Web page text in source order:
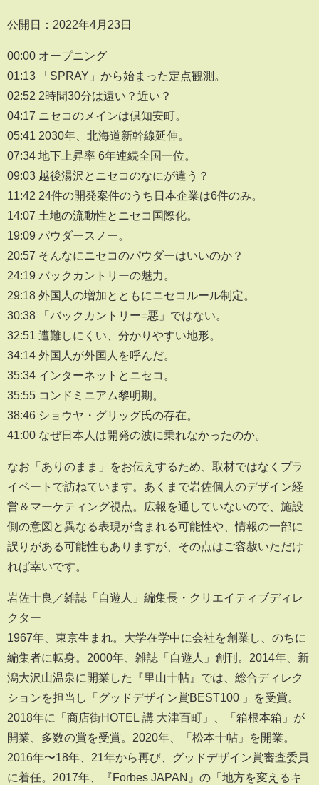
公開日：2022年4月23日
00:00 オープニング
01:13 「SPRAY」から始まった定点観測。
02:52 2時間30分は遠い？近い？
04:17 ニセコのメインは倶知安町。
05:41 2030年、北海道新幹線延伸。
07:34 地下上昇率 6年連続全国一位。
09:03 越後湯沢とニセコのなにが違う？
11:42 24件の開発案件のうち日本企業は6件のみ。
14:07 土地の流動性とニセコ国際化。
19:09 パウダースノー。
20:57 そんなにニセコのパウダーはいいのか？
24:19 バックカントリーの魅力。
29:18 外国人の増加とともにニセコルール制定。
30:38 「バックカントリー=悪」ではない。
32:51 遭難しにくい、分かりやすい地形。
34:14 外国人が外国人を呼んだ。
35:34 インターネットとニセコ。
35:55 コンドミニアム黎明期。
38:46 ショウヤ・グリッグ氏の存在。
41:00 なぜ日本人は開発の波に乗れなかったのか。
なお「ありのまま」をお伝えするため、取材ではなくプラ
イベートで訪ねています。あくまで岩佐個人のデザイン経
営＆マーケティング視点。広報を通していないので、施設
側の意図と異なる表現が含まれる可能性や、情報の一部に
誤りがある可能性もありますが、その点はご容赦いただけ
れば幸いです。
岩佐十良／雑誌「自遊人」編集長・クリエイティブディレ
クター
1967年、東京生まれ。大学在学中に会社を創業し、のちに
編集者に転身。2000年、雑誌「自遊人」創刊。2014年、新
潟大沢山温泉に開業した『里山十帖』では、総合ディレク
ションを担当し「グッドデザイン賞BEST100 」を受賞。
2018年に「商店街HOTEL 講 大津百町」、「箱根本箱」が
開業、多数の賞を受賞。2020年、「松本十帖」を開業。
2016年〜18年、21年から再び、グッドデザイン賞審査委員
に着任。2017年、『Forbes JAPAN』の「地方を変えるキ